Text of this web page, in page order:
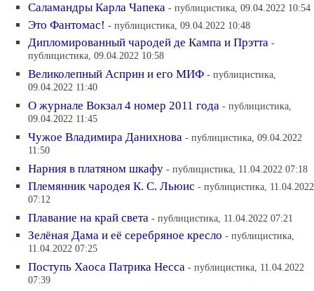
Саламандры Карла Чапека - публицистика, 09.04.2022 10:54
Это Фантомас! - публицистика, 09.04.2022 10:48
Дипломированный чародей де Кампа и Прэтта -
публицистика, 09.04.2022 10:58
Великолепный Асприн и его МИФ - публицистика,
09.04.2022 11:40
О журнале Вокзал 4 номер 2011 года - публицистика,
09.04.2022 11:45
Чужое Владимира Данихнова - публицистика, 09.04.2022
11:50
Нарния в платяном шкафу - публицистика, 11.04.2022 07:18
Племянник чародея К. С. Льюис - публицистика, 11.04.2022
07:12
Плавание на край света - публицистика, 11.04.2022 07:21
Зелёная Дама и её серебряное кресло - публицистика,
11.04.2022 07:25
Поступь Хаоса Патрика Несса - публицистика, 11.04.2022
07:39